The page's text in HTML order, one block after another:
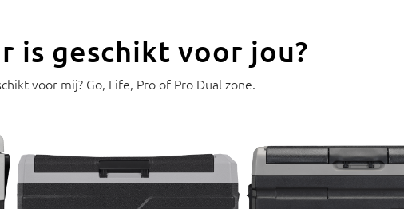
is geschikt voor jou?
voor mij? Go, Life, Pro of Pro Dual zone.